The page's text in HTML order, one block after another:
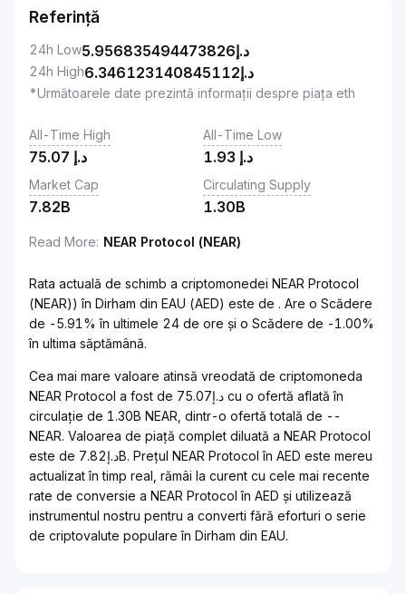
Referință
24h Low د.إ5.956835494473826
24h High د.إ6.346123140845112
*Următoarele date prezintă informații despre piața eth
All-Time High
د.إ 75.07
All-Time Low
د.إ 1.93
Market Cap
7.82B
Circulating Supply
1.30B
Read More: NEAR Protocol (NEAR)
Rata actuală de schimb a criptomonedei NEAR Protocol
(NEAR)) în Dirham din EAU (AED) este de . Are o Scădere
de -5.91% în ultimele 24 de ore și o Scădere de -1.00%
în ultima săptămână.
Cea mai mare valoare atinsă vreodată de criptomoneda
NEAR Protocol a fost de د.إ75.07 cu o ofertă aflată în
circulație de 1.30B NEAR, dintr-o ofertă totală de --
NEAR. Valoarea de piață complet diluată a NEAR Protocol
este de د.إ7.82B. Prețul NEAR Protocol în AED este mereu
actualizat în timp real, rămâi la curent cu cele mai recente
rate de conversie a NEAR Protocol în AED și utilizează
instrumentul nostru pentru a converti fără eforturi o serie
de criptovalute populare în Dirham din EAU.